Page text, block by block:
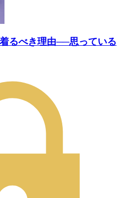
るべき理由──思っている